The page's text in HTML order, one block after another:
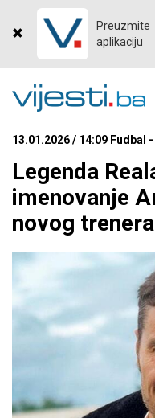
Preuzmite
aplikaciju
13.01.2026 / 14:09 Fudbal
Legenda
imenovanje
novog